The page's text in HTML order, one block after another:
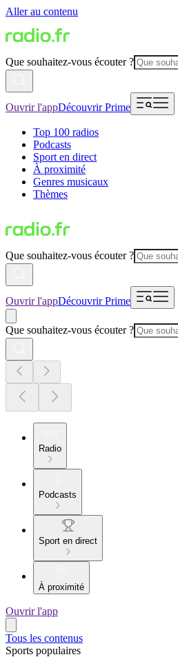
Aller au contenu
Que souhaitez-vous écouter ?
Ouvrir l'appDécouvrir Prime
Top 100 radios
Podcasts
Sport en direct
À proximité
Genres musicaux
Thèmes
Que souhaitez-vous écouter ?
Ouvrir l'appDécouvrir Prime
Que souhaitez-vous écouter ?
Radio
Podcasts
Sport en direct
À proximité
Ouvrir l'app
Tous les contenus
Sports populaires